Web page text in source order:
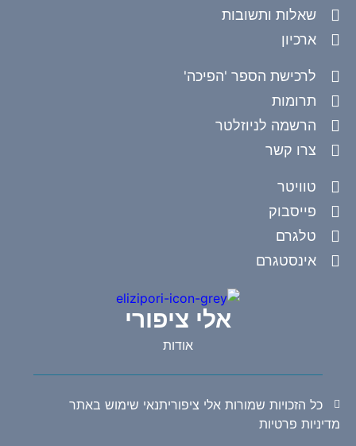
שאלות ותשובות
ארכיון
לרכישת הספר 'הפיכה'
תרומות
הרשמה לניוזלטר
צרו קשר
טוויטר
פייסבוק
טלגרם
אינסטגרם
אלי ציפורי
אודות
כל הזכויות שמורות אלי ציפוריתנאי שימוש באתר
מדיניות פרטיות